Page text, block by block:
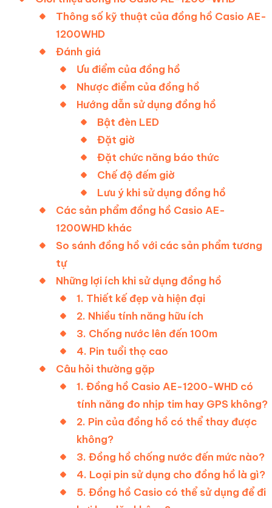
Thông số kỹ thuật của đồng hồ Casio AE-
1200WHD
Đánh giá
Ưu điểm của đồng hồ
Nhược điểm của đồng hồ
Hướng dẫn sử dụng đồng hồ
Bật đèn LED
Đặt giờ
Đặt chức năng báo thức
Chế độ đếm giờ
Lưu ý khi sử dụng đồng hồ
Các sản phẩm đồng hồ Casio AE-
1200WHD khác
So sánh đồng hồ với các sản phẩm tương
tự
Những lợi ích khi sử dụng đồng hồ
1. Thiết kế đẹp và hiện đại
2. Nhiều tính năng hữu ích
3. Chống nước lên đến 100m
4. Pin tuổi thọ cao
Câu hỏi thường gặp
1. Đồng hồ Casio AE-1200-WHD có
tính năng đo nhịp tim hay GPS không?
2. Pin của đồng hồ có thể thay được
không?
3. Đồng hồ chống nước đến mức nào?
4. Loại pin sử dụng cho đồng hồ là gì?
5. Đồng hồ Casio có thể sử dụng để đi